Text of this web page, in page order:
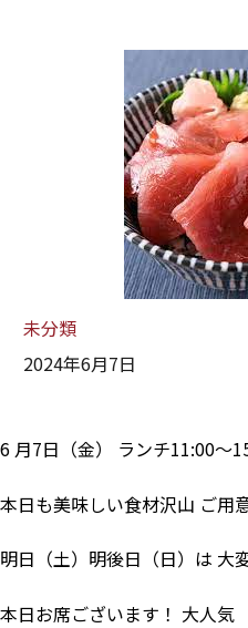
未分類
2024年6月7日
6 月7日（金） ランチ11:00～
本日も美味しい食材沢山 ご用
明日（土）明後日（日）は 大
本日お席ございます！ 大人気